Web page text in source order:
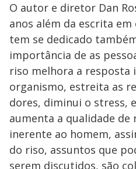
O autor e diretor Dan
anos além da escrita
tem se dedicado
importância de as
riso melhora a resposta
organismo, estreita as
dores, diminui o stress,
aumenta a qualidade de
inerente ao homem,
do riso, assuntos que
serem discutidos, são